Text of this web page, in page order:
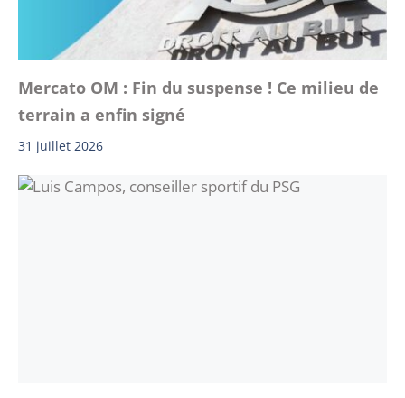
Mercato OM : Fin du suspense ! Ce milieu de
terrain a enfin signé
31 juillet 2026